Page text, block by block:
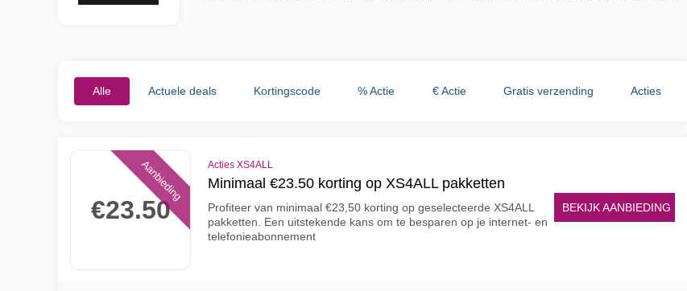
Alle Actuele deals Kortingscode % Actie € Actie Gratis verzending Acties
€23.50
Aanbieding Acties XS4ALL
Minimaal €23.50 korting op XS4ALL pakketten
Profiteer van minimaal €23,50 korting op geselecteerde XS4ALL
pakketten. Een uitstekende kans om te besparen op je internet- en
telefonieabonnement
BEKIJK AANBIEDING